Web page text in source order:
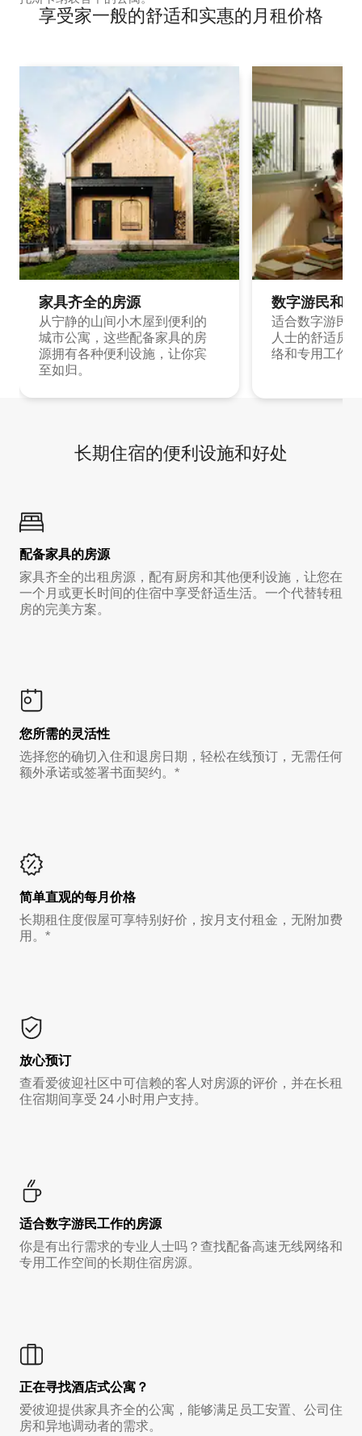
享受家一般的舒适和实惠的月租价格
家具齐全的房源
从宁静的山间小木屋到便利的
城市公寓，这些配备家具的房
源拥有各种便利设施，让你宾
至如归。
数字游民和
适合数字游民
人士的舒适房
络和专用工作
长期住宿的便利设施和好处
配备家具的房源
家具齐全的出租房源，配有厨房和其他便利设施，让您在
一个月或更长时间的住宿中享受舒适生活。一个代替转租
房的完美方案。
您所需的灵活性
选择您的确切入住和退房日期，轻松在线预订，无需任何
额外承诺或签署书面契约。*
简单直观的每月价格
长期租住度假屋可享特别好价，按月支付租金，无附加费
用。*
放心预订
查看爱彼迎社区中可信赖的客人对房源的评价，并在长租
住宿期间享受 24 小时用户支持。
适合数字游民工作的房源
你是有出行需求的专业人士吗？查找配备高速无线网络和
专用工作空间的长期住宿房源。
正在寻找酒店式公寓？
爱彼迎提供家具齐全的公寓，能够满足员工安置、公司住
房和异地调动者的需求。